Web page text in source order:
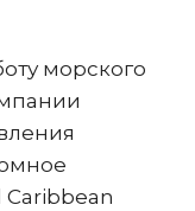
морского
Caribbean